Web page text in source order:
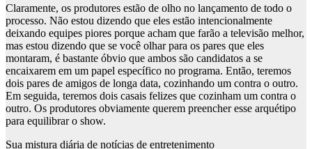
Claramente, os produtores estão de olho no lançamento de todo o
processo. Não estou dizendo que eles estão intencionalmente
deixando equipes piores porque acham que farão a televisão melhor,
mas estou dizendo que se você olhar para os pares que eles
montaram, é bastante óbvio que ambos são candidatos a se
encaixarem em um papel específico no programa. Então, teremos
dois pares de amigos de longa data, cozinhando um contra o outro.
Em seguida, teremos dois casais felizes que cozinham um contra o
outro. Os produtores obviamente querem preencher esse arquétipo
para equilibrar o show.
Sua mistura diária de notícias de entretenimento